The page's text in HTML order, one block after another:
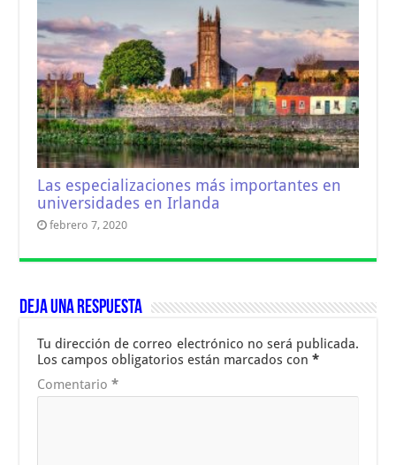
Las especializaciones más importantes en
universidades en Irlanda
febrero 7, 2020
Deja una respuesta
Tu dirección de correo electrónico no será publicada.
Los campos obligatorios están marcados con*
Comentario*